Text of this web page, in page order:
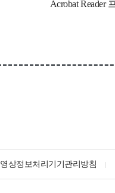
Acrobat
영상정보처리기기관리방침